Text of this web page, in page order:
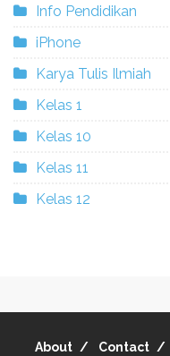
Info Pendidikan
iPhone
Karya Tulis Ilmiah
Kelas 1
Kelas 10
Kelas 11
Kelas 12
About Contact